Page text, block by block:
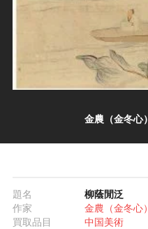
金農（金冬心）
題名
柳蔭閒泛
作家
金農（金冬心）
買取品目
中国美術